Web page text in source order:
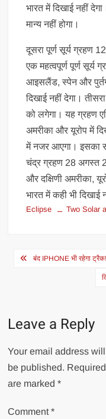
भारत में दिखाई नहीं
मान्य नहीं होगा।
दूसरा पूर्ण सूर्य ग्रहण
एक महत्वपूर्ण पूर्ण सूर्य
आइसलैंड, स्पेन और
दिखाई नहीं देगा।
को लगेगा। यह ग्रहण
अमरीका और यूरोप में
में नजर आएगा। इसका
चंद्र ग्रहण 28 अगस्त
और दक्षिणी अमरीका,
भारत में कही भी दिखाई
Eclipse Two Solar
Postबंद IPHONE भी रहेगा
Leave a Reply
Your email address
be published.
are marked*
Comment*